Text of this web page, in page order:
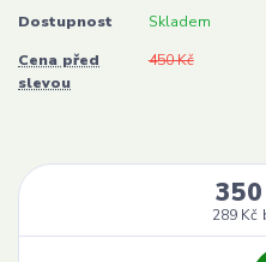
Dostupnost Skladem
Cena před
slevou
450 Kč
289 Kč